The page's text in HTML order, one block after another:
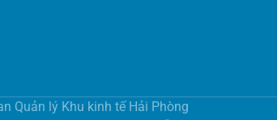
Quản lý Khu kinh tế Hải Phòng